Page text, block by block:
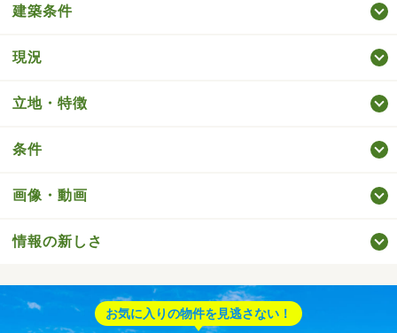
建築条件
現況
立地・特徴
条件
画像・動画
情報の新しさ
お気に入りの物件を見逃さない！